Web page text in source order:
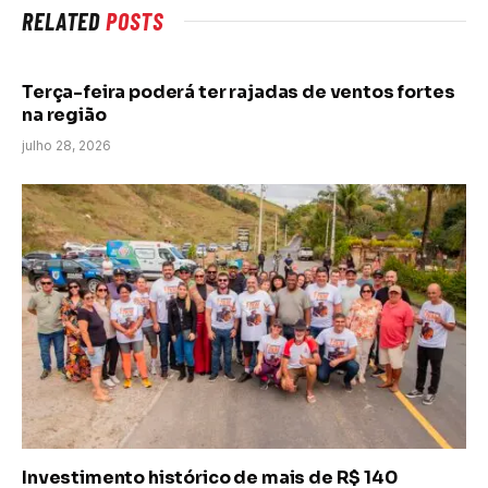
RELATEDPOSTS
Terça-feira poderá ter rajadas de ventos fortes
na região
julho 28, 2026
Investimento histórico de mais de R$ 140